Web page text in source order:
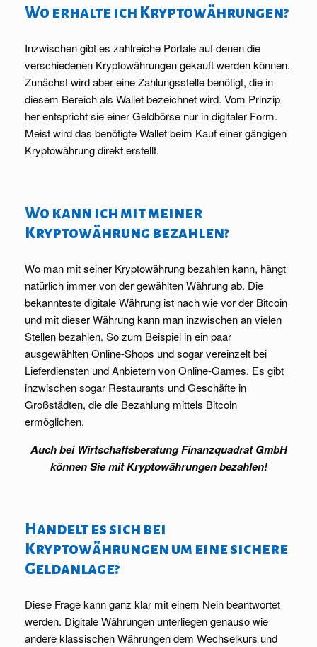
Wo erhalte ich Kryptowährungen?
Inzwischen gibt es zahlreiche Portale auf denen die
verschiedenen Kryptowährungen gekauft werden können.
Zunächst wird aber eine Zahlungsstelle benötigt, die in
diesem Bereich als Wallet bezeichnet wird. Vom Prinzip
her entspricht sie einer Geldbörse nur in digitaler Form.
Meist wird das benötigte Wallet beim Kauf einer gängigen
Kryptowährung direkt erstellt.
Wo kann ich mit meiner
Kryptowährung bezahlen?
Wo man mit seiner Kryptowährung bezahlen kann, hängt
natürlich immer von der gewählten Währung ab. Die
bekannteste digitale Währung ist nach wie vor der Bitcoin
und mit dieser Währung kann man inzwischen an vielen
Stellen bezahlen. So zum Beispiel in ein paar
ausgewählten Online-Shops und sogar vereinzelt bei
Lieferdiensten und Anbietern von Online-Games. Es gibt
inzwischen sogar Restaurants und Geschäfte in
Großstädten, die die Bezahlung mittels Bitcoin
ermöglichen.
Auch bei Wirtschaftsberatung Finanzquadrat GmbH
können Sie mit Kryptowährungen bezahlen!
Handelt es sich bei
Kryptowährungen um eine sichere
Geldanlage?
Diese Frage kann ganz klar mit einem Nein beantwortet
werden. Digitale Währungen unterliegen genauso wie
andere klassischen Währungen dem Wechselkurs und